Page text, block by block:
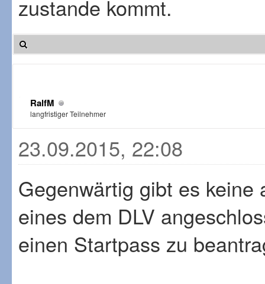
zustande kommt.
RalfM
langfristiger Teilnehmer
23.09.2015, 22:08
Gegenwärtig gibt es
eines dem DLV
einen Startpass zu